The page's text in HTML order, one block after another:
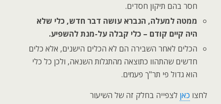
חסר בהם תיקון חסדים.
ממטה למעלה, הנברא עושה דבר חדש, כלי שלא
היה קיים קודם – כלי קבלה על-מנת להשפיע.
הכלים לאחר השבירה הם לא הכלים הישנים, אלא כלים
חדשים שהתהוו כתוצאה מהתגלות השנאה, ולכן כל כלי
הוא גדול פי תר"ך פעמים.
לחצו כאן לצפייה בחלק זה של השיעור